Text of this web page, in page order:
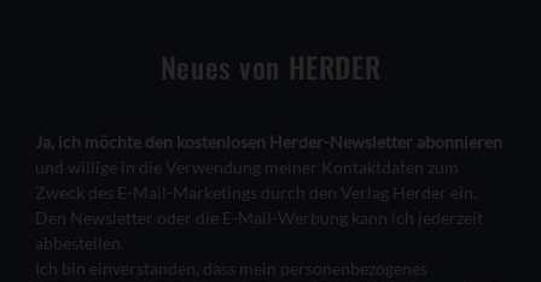
Neues von HERDER
Ja, ich möchte den kostenlosen Herder-Newsletter abonnieren
und willige in die Verwendung meiner Kontaktdaten zum
Zweck des E-Mail-Marketings durch den Verlag Herder ein.
Den Newsletter oder die E-Mail-Werbung kann ich jederzeit
abbestellen.
Ich bin einverstanden, dass mein personenbezogenes